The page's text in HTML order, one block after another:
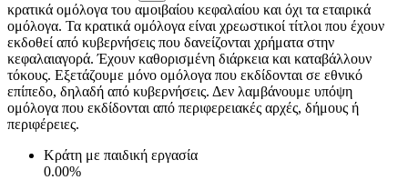
κρατικά ομόλογα του αμοιβαίου κεφαλαίου και όχι τα εταιρικά
ομόλογα. Τα κρατικά ομόλογα είναι χρεωστικοί τίτλοι που έχουν
εκδοθεί από κυβερνήσεις που δανείζονται χρήματα στην
κεφαλαιαγορά. Έχουν καθορισμένη διάρκεια και καταβάλλουν
τόκους. Εξετάζουμε μόνο ομόλογα που εκδίδονται σε εθνικό
επίπεδο, δηλαδή από κυβερνήσεις. Δεν λαμβάνουμε υπόψη
ομόλογα που εκδίδονται από περιφερειακές αρχές, δήμους ή
περιφέρειες.
Κράτη με παιδική εργασία
0.00%